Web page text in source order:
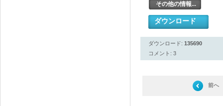
その他の情報...
ダウンロード
ダウンロード: 135690
コメント: 3
前へ